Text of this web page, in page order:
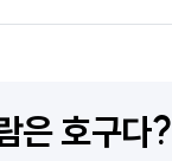
은 호구다?